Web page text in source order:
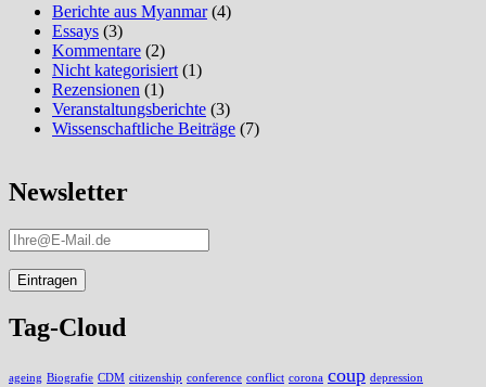
Berichte aus Myanmar(4)
Essays (3)
Kommentare (2)
Nicht kategorisiert (1)
Rezensionen (1)
Veranstaltungsberichte (3)
Wissenschaftliche Beiträge (7)
Newsletter
Tag-Cloud
ageing Biografie CDM citizenship conference conflict corona coup depression